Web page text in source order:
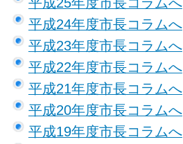
平成24年度市長コラムへ
平成23年度市長コラムへ
平成22年度市長コラムへ
平成21年度市長コラムへ
平成20年度市長コラムへ
平成19年度市長コラムへ